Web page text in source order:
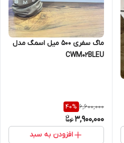
ماگ سفری 500 میل اسمگ مدل
CWM02BLEU
6,600,000
40%
3,900,000
افزودن به سبد